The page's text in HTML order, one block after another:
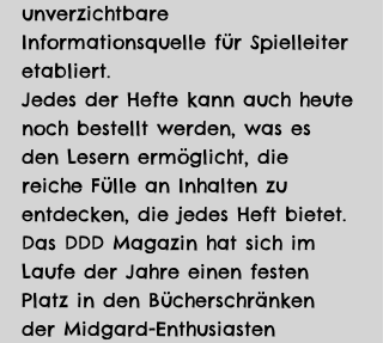
unverzichtbare
Informationsquelle für Spielleiter
etabliert.
Jedes der Hefte kann auch heute
noch bestellt werden, was es
den Lesern ermöglicht, die
reiche Fülle an Inhalten zu
entdecken, die jedes Heft bietet.
Das DDD Magazin hat sich im
Laufe der Jahre einen festen
Platz in den Bücherschränken
der Midgard-Enthusiasten